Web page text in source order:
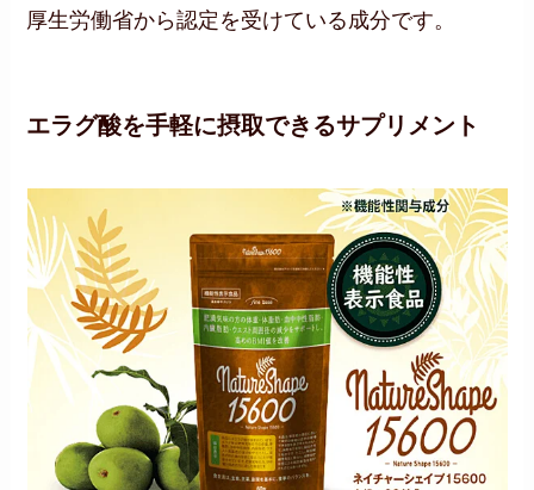
厚生労働省から認定を受けている成分です。
エラグ酸を手軽に摂取できるサプリメント